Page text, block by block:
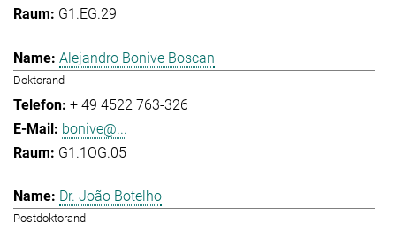
G1.EG.29
Alejandro Bonive Boscan
Doktorand
+ 49 4522 763-326
bonive@...
G1.1OG.05
Dr. João Botelho
Postdoktorand